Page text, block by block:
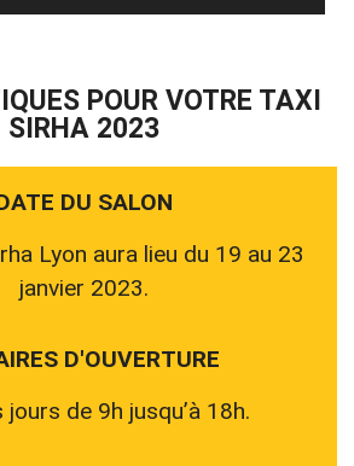
POUR VOTRE TAXI
SIRHA 2023
DU SALON
Lyon aura lieu du 19 au 23
janvier 2023.
D'OUVERTURE
jours de 9h jusqu’à 18h.